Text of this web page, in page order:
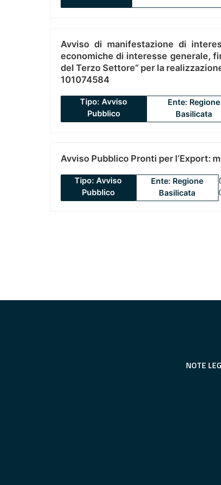
Avviso di manifestazione di
economiche di interesse generale,
del Terzo Settore” per la
101074584
Tipo: Avviso
Pubblico
Ente: Regione
Basilicata
Avviso Pubblico Pronti per l’Export:
Tipo: Avviso
Pubblico
Ente: Regione
Basilicata
NOTE